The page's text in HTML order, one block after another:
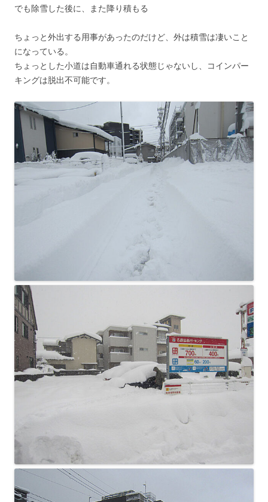
でも除雪した後に、また降り積もる
ちょっと外出する用事があったのだけど、外は積雪は凄いこと
になっている。
ちょっとした小道は自動車通れる状態じゃないし、コインパー
キングは脱出不可能です。